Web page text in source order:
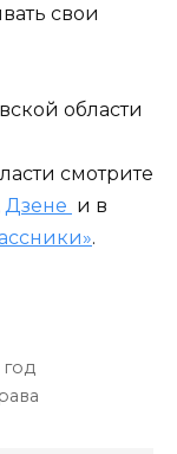
свои
области
смотрите
Дзене и в
.